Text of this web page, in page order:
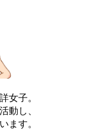
女子。
動し、
ます。